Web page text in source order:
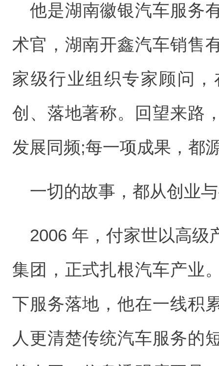
他是湖南徽银汽车服务
术官，湖南开鑫汽车销售
家级行业组织专家顾问
创、落地著称。回望来路
发展同频;每一项成果，都
一切的故事，都从创业
2006 年，付家世以高级
集团，正式扎根汽车产业
下服务落地，他在一线积
人更清楚传统汽车服务的